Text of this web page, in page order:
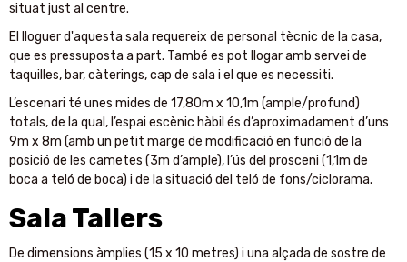
situat just al centre.
El lloguer d'aquesta sala requereix de personal tècnic de la casa,
que es pressuposta a part. També es pot llogar amb servei de
taquilles, bar, càterings, cap de sala i el que es necessiti.
L’escenari té unes mides de 17,80m x 10,1m (ample/profund)
totals, de la qual, l’espai escènic hàbil és d’aproximadament d’uns
9m x 8m (amb un petit marge de modificació en funció de la
posició de les cametes (3m d’ample), l’ús del prosceni (1,1m de
boca a teló de boca) i de la situació del teló de fons/ciclorama.
Sala Tallers
De dimensions àmplies (15 x 10 metres) i una alçada de sostre de